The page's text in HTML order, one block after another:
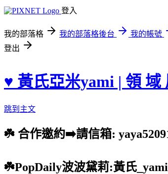
登入
我的部落格 我的部落格後台
我的帳號
登出
♥ 黃氏亞米yami | 領 域
跳到主文
☘️ 合作邀約➡️請信箱:
☘️PopDaily波波黛莉:黃氏_yami